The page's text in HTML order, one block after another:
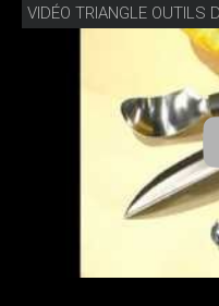
VIDÉO TRIANGLE OUTILS